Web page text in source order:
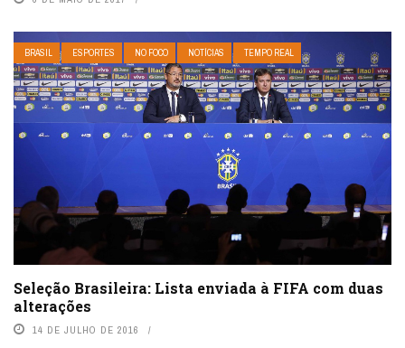
BRASIL ESPORTES NO FOCO NOTÍCIAS TEMPO REAL
Seleção Brasileira: Lista enviada à FIFA com duas
alterações
14 DE JULHO DE 2016